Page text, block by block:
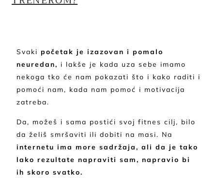
Svaki početak je izazovan i pomalo
neuredan, i lakše je kada uza sebe imamo
nekoga tko će nam pokazati što i kako raditi i
pomoći nam, kada nam pomoć i motivacija
zatreba.
Da, možeš i sama postići svoj fitnes cilj, bilo
da želiš smršaviti ili dobiti na masi. Na
internetu ima more sadržaja, ali da je tako
lako rezultate napraviti sam, napravio bi
ih skoro svatko.